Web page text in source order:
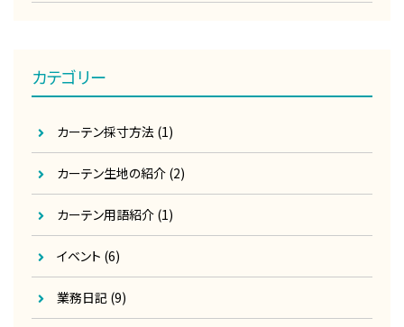
カテゴリー
カーテン採寸方法 (1)
カーテン生地の紹介 (2)
カーテン用語紹介 (1)
イベント (6)
業務日記 (9)